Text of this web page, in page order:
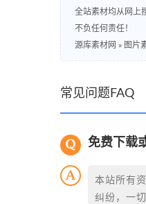
全站素材均从网上
不负任何责任！
源库素材网 » 图片
常见问题FAQ
免费下载
本站所有
纠纷，一